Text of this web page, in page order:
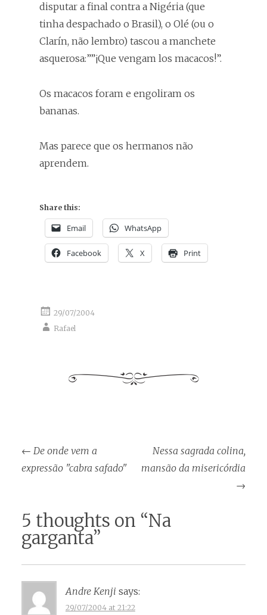
disputar a final contra a Nigéria (que
tinha despachado o Brasil), o Olé (ou o
Clarín, não lembro) tascou a manchete
asquerosa:””¡Que vengam los macacos!”.
Os macacos foram e engoliram os
bananas.
Mas parece que os hermanos não
aprendem.
Share this:
Email WhatsApp
Facebook X Print
29/07/2004
Rafael
Post
navigation
← De onde vem a
expressão "cabra safado"
Nessa sagrada colina,
mansão da misericórdia
→
5 thoughts on “Na
garganta”
Andre Kenji says:
29/07/2004 at 21:22